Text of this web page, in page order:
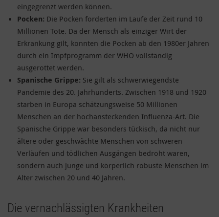
eingegrenzt werden können.
Pocken: Die Pocken forderten im Laufe der Zeit rund 10
Millionen Tote. Da der Mensch als einziger Wirt der
Erkrankung gilt, konnten die Pocken ab den 1980er Jahren
durch ein Impfprogramm der WHO vollständig
ausgerottet werden.
Spanische Grippe: Sie gilt als schwerwiegendste
Pandemie des 20. Jahrhunderts. Zwischen 1918 und 1920
starben in Europa schätzungsweise 50 Millionen
Menschen an der hochansteckenden Influenza-Art. Die
Spanische Grippe war besonders tückisch, da nicht nur
ältere oder geschwächte Menschen von schweren
Verläufen und tödlichen Ausgängen bedroht waren,
sondern auch junge und körperlich robuste Menschen im
Alter zwischen 20 und 40 Jahren.
Die vernachlässigten Krankheiten